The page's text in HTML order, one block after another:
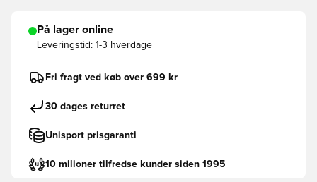
På lager online
Leveringstid: 1-3 hverdage
Fri fragt ved køb over 699 kr
30 dages returret
Unisport prisgaranti
10 milioner tilfredse kunder siden 1995